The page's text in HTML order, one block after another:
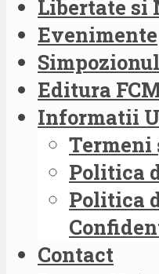
Libertate si
Evenimente
Editura
Informatii
Termeni
Politica
Politica
Contact